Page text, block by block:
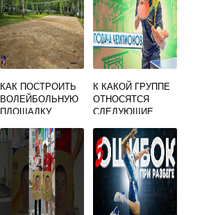
КАК ПОСТРОИТЬ
ВОЛЕЙБОЛЬНУЮ
ПЛОЩАДКУ
К КАКОЙ ГРУППЕ
ОТНОСЯТСЯ
СЛЕДУЮЩИЕ
СПОРТА
НАСТОЛЬНЫЙ
ТЕННИС
БАДМИНТОН
ПЛЯЖНЫЙ
ВОЛЕЙБОЛ